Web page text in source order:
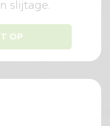
slijtage.
OP